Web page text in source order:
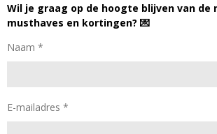
Wil je graag op de hoogte blijven van de
musthaves en kortingen? 💌
Naam *
E-mailadres *